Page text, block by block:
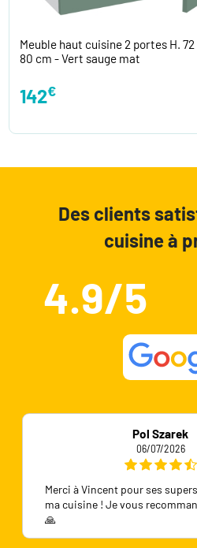
Meuble haut cuisine 2 portes H. 72
80 cm - Vert sauge mat
142€
Des clients
cuisine à
4.9/5
Pol Szarek
06/07/2026
Merci à Vincent pour ses
ma cuisine ! Je vous
🙏